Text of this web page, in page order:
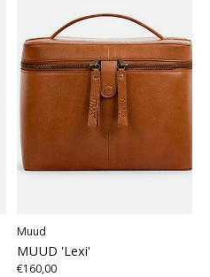
Muud
MUUD 'Lexi'
€160,00